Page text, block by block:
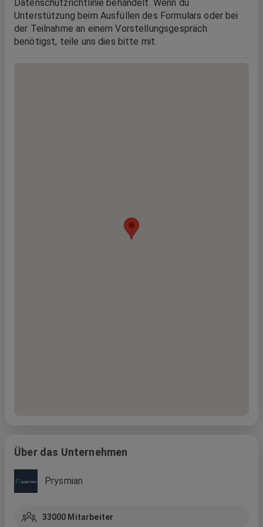
Datenschutzrichtlinie behandelt. Wenn du
Unterstützung beim Ausfüllen des Formulars oder bei
der Teilnahme an einem Vorstellungsgespräch
benötigst, teile uns dies bitte mit.
Über das Unternehmen
Prysmian
33000 Mitarbeiter